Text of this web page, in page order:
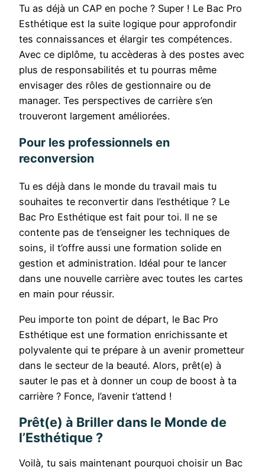
Tu as déjà un CAP en poche ? Super ! Le Bac Pro
Esthétique est la suite logique pour approfondir
tes connaissances et élargir tes compétences.
Avec ce diplôme, tu accèderas à des postes avec
plus de responsabilités et tu pourras même
envisager des rôles de gestionnaire ou de
manager. Tes perspectives de carrière s’en
trouveront largement améliorées.
Pour les professionnels en
reconversion
Tu es déjà dans le monde du travail mais tu
souhaites te reconvertir dans l’esthétique ? Le
Bac Pro Esthétique est fait pour toi. Il ne se
contente pas de t’enseigner les techniques de
soins, il t’offre aussi une formation solide en
gestion et administration. Idéal pour te lancer
dans une nouvelle carrière avec toutes les cartes
en main pour réussir.
Peu importe ton point de départ, le Bac Pro
Esthétique est une formation enrichissante et
polyvalente qui te prépare à un avenir prometteur
dans le secteur de la beauté. Alors, prêt(e) à
sauter le pas et à donner un coup de boost à ta
carrière ? Fonce, l’avenir t’attend !
Prêt(e) à Briller dans le Monde de
l’Esthétique ?
Voilà, tu sais maintenant pourquoi choisir un Bac